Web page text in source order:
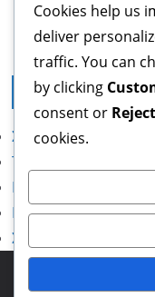
ερώτηση ή σχόλιο. Η
Νομικά
Σχετικά
Το απόρρητό σας
Επικοινωνία
Πολιτική για cookies
Συμφωνία χρήστη
WordPress.
Cookies help us
deliver
traffic. You can
by clicking
consent or
cookies.